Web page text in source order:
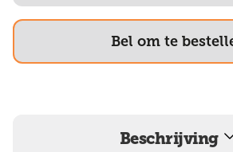
Bel om te
Beschrijving